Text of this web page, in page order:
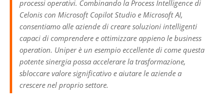
processi operativi. Combinando la Process Intelligence di
Celonis con Microsoft Copilot Studio e Microsoft AI,
consentiamo alle aziende di creare soluzioni intelligenti
capaci di comprendere e ottimizzare appieno le business
operation. Uniper è un esempio eccellente di come questa
potente sinergia possa accelerare la trasformazione,
sbloccare valore significativo e aiutare le aziende a
crescere nel proprio settore.